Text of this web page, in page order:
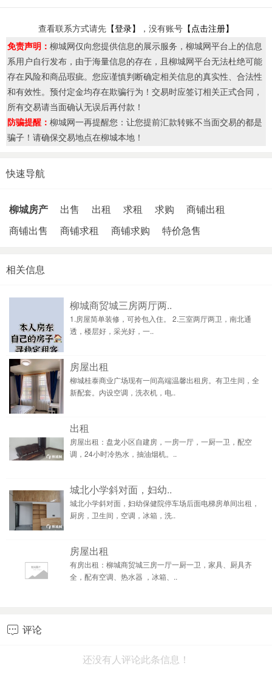
查看联系方式请先 【登录】 ，没有账号 【点击注册】
免责声明： 柳城网仅向您提供信息的展示服务，柳城网平台上的信息
系用户自行发布，由于海量信息的存在，且柳城网平台无法杜绝可能
存在风险和商品瑕疵。您应谨慎判断确定相关信息的真实性、合法性
和有效性。预付定金均存在欺骗行为！交易时应签订相关正式合同，
所有交易请当面确认无误后再付款！
防骗提醒： 柳城网一再提醒您：让您提前汇款转账不当面交易的都是
骗子！请确保交易地点在柳城本地！
快速导航
柳城房产 出售 出租 求租 求购
商铺出租
商铺出售
商铺求租 商铺求购 特价急售
相关信息
柳城商贸城三房两厅两..
1.房屋简单装修，可拎包入住。 2.三室两厅两卫，南北通
透，楼层好，采光好，一..
房屋出租
柳城桂泰商业广场现有一间高端温馨出租房。有卫生间，全
新配套。内设空调，洗衣机，电..
出租
房屋出租：盘龙小区自建房，一房一厅，一厨一卫，配空
调，24小时冷热水，抽油烟机。..
城北小学斜对面，妇幼..
城北小学斜对面，妇幼保健院停车场后面电梯房单间出租，
厨房，卫生间，空调，冰箱，洗..
房屋出租
有房出租：柳城商贸城三房一厅一厨一卫，家具、厨具齐
全，配有空调、热水器 ，冰箱、..
 评论
还没有人评论此条信息！